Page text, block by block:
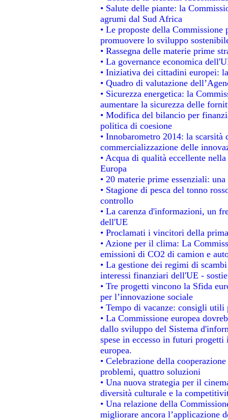
• Salute delle piante: la
agrumi dal Sud Africa
• Le proposte della
promuovere lo sviluppo
• Rassegna delle materie prime
• La governance economica
• Iniziativa dei cittadini europei:
• Quadro di valutazione
• Sicurezza energetica: la
aumentare la sicurezza delle
• Modifica del bilancio per
politica di coesione
• Innobarometro 2014: la
commercializzazione delle
• Acqua di qualità eccellente
Europa
• 20 materie prime essenziali:
• Stagione di pesca del tonno
controllo
• La carenza d'informazioni, un
dell'UE
• Proclamati i vincitori della
• Azione per il clima: La
emissioni di CO2 di camion e
• La gestione dei regimi di
interessi finanziari dell'UE -
• Tre progetti vincono la Sfida
per l’innovazione sociale
• Tempo di vacanze: consigli utili
• La Commissione europea
dallo sviluppo del Sistema
spese in eccesso in futuri
europea.
• Celebrazione della
problemi, quattro soluzioni
• Una nuova strategia per il
diversità culturale e la
• Una relazione della
migliorare ancora l’applicazione